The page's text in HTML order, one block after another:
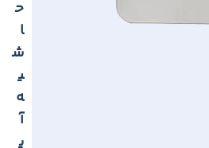
ح
ا
ش
ی
ه
آ
ی